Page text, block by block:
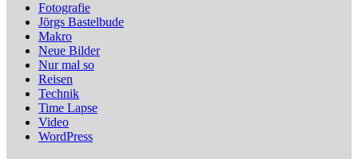
Fotografie
Jörgs Bastelbude
Makro
Neue Bilder
Nur mal so
Reisen
Technik
Time Lapse
Video
WordPress